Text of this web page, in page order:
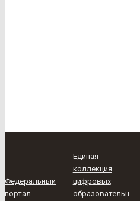
Федеральный
портал
Единая
коллекция
цифровых
образовательн